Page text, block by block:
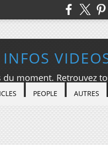
INFOS
moment. Retrouvez
PEOPLE AUTRES